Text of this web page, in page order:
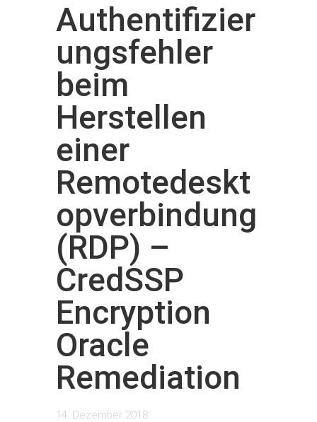
Authentifizier
ungsfehler
beim
Herstellen
einer
Remotedeskt
opverbindung
(RDP) –
CredSSP
Encryption
Oracle
Remediation
14. Dezember 2018